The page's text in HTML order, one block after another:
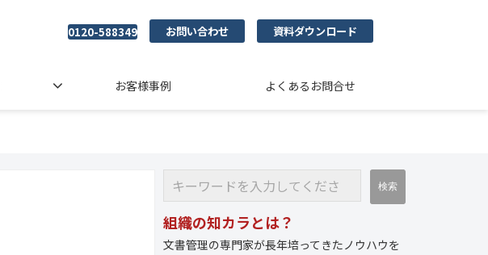
0120-588349 お問い合わせ 資料ダウンロード
お客様事例 よくあるお問合せ
組織の知カラとは？
文書管理の専門家が長年培ってきたノウハウを